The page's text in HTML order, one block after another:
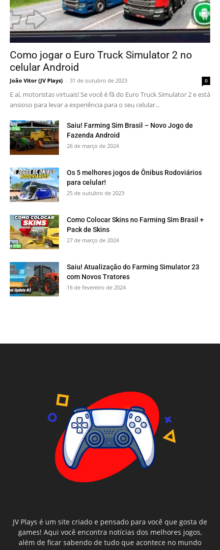
Como jogar o Euro Truck Simulator 2 no
celular Android
João Vitor (JV Plays) - 31 de outubro de 2023 0
E aí, motoristas virtuais! Se você é fã do Euro Truck Simulator 2 e está
ansioso para levar a experiência para o seu celular...
Saiu! Farming Sim Brasil – Novo Jogo de
Fazenda Android
26 de março de 2024
Os 5 melhores jogos de Ônibus Rodoviários
para celular!
25 de outubro de 2023
Como Colocar Skins no Farming Sim Brasil +
Pack de Skins
27 de março de 2024
Saiu! Atualização do Farming Simulator 23
com Novos Tratores
16 de fevereiro de 2024
JV Plays é um site criado e pensado para você que gosta de
games! Aqui você encontra notícias dos melhores jogos,
além de ficar sabendo de tudo que acontece no mundo